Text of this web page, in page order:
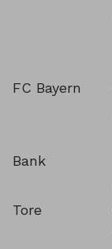
FC Bayern
Bank
Tore